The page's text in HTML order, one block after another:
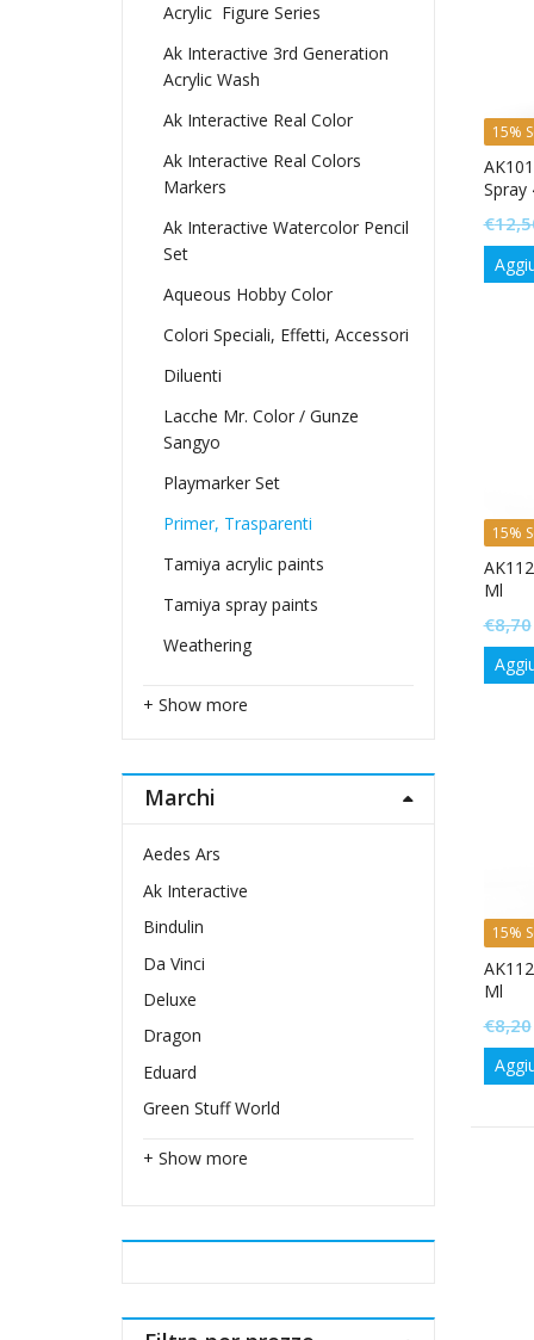
15%
Spray
€
15%
Ml
€8,70
15%
Ml
€8,20
Acrylic  Figure Series
Ak Interactive 3rd Generation
Acrylic Wash
Ak Interactive Real Color
Ak Interactive Real Colors
Markers
Ak Interactive Watercolor Pencil
Set
Aqueous Hobby Color
Colori Speciali, Effetti, Accessori
Diluenti
Lacche Mr. Color / Gunze
Sangyo
Playmarker Set
Primer, Trasparenti
Tamiya acrylic paints
Tamiya spray paints
Weathering
+ Show more
Marchi
Aedes Ars
Ak Interactive
Bindulin
Da Vinci
Deluxe
Dragon
Eduard
Green Stuff World
+ Show more